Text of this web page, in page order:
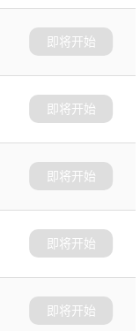
即将开始
即将开始
即将开始
即将开始
即将开始